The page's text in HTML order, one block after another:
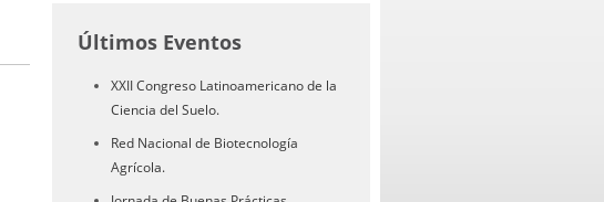
Últimos Eventos
XXII Congreso Latinoamericano de la
Ciencia del Suelo.
Red Nacional de Biotecnología
Agrícola.